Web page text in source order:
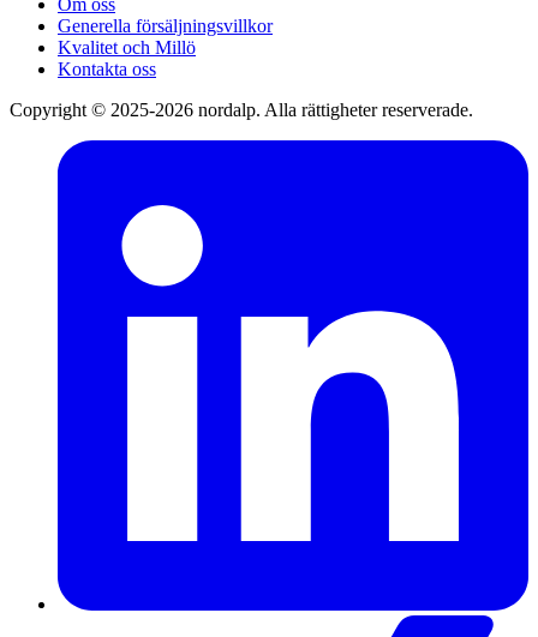
Om oss
Generella försäljningsvillkor
Kvalitet och Millö
Kontakta oss
Copyright © 2025-2026 nordalp. Alla rättigheter reserverade.